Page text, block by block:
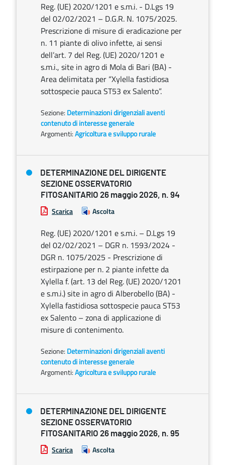
Reg. (UE) 2020/1201 e s.m.i. - D.Lgs 19
del 02/02/2021 – D.G.R. N. 1075/2025.
Prescrizione di misure di eradicazione per
n. 11 piante di olivo infette, ai sensi
dell’art. 7 del Reg. (UE) 2020/1201 e
s.m.i., site in agro di Mola di Bari (BA) -
Area delimitata per “Xylella fastidiosa
sottospecie pauca ST53 ex Salento”.
Sezione: Determinazioni dirigenziali aventi
contenuto di interesse generale
Argomenti:Agricoltura e sviluppo rurale
DETERMINAZIONE DEL DIRIGENTE
SEZIONE OSSERVATORIO
FITOSANITARIO 26 maggio 2026, n. 94
Scarica Ascolta
Reg. (UE) 2020/1201 e s.m.i. – D.Lgs 19
del 02/02/2021 – DGR n. 1593/2024 -
DGR n. 1075/2025 - Prescrizione di
estirpazione per n. 2 piante infette da
Xylella f. (art. 13 del Reg. (UE) 2020/1201
e s.m.i.) site in agro di Alberobello (BA) -
Xylella fastidiosa sottospecie pauca ST53
ex Salento – zona di applicazione di
misure di contenimento.
Sezione: Determinazioni dirigenziali aventi
contenuto di interesse generale
Argomenti:Agricoltura e sviluppo rurale
DETERMINAZIONE DEL DIRIGENTE
SEZIONE OSSERVATORIO
FITOSANITARIO 26 maggio 2026, n. 95
Scarica Ascolta